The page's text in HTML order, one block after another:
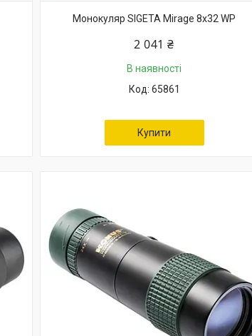
Монокуляр SIGETA Mirage 8x32 WP
2 041 ₴
В наявності
65861
Купити